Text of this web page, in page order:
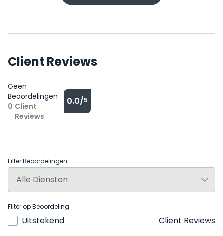
Client Reviews
Geen
Beoordelingen
0 Client
Reviews
0.0/5
Filter Beoordelingen
Filter op Beoordeling
Uitstekend
Client Reviews